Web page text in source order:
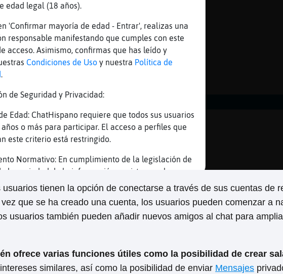
usuarios tienen la opción de conectarse a través de sus cuentas de
que se ha creado una cuenta, los usuarios pueden comenzar a
usuarios también pueden añadir nuevos amigos al chat para
ofrece varias funciones útiles como la posibilidad de crear
similares, así como la posibilidad de enviar Mensajes